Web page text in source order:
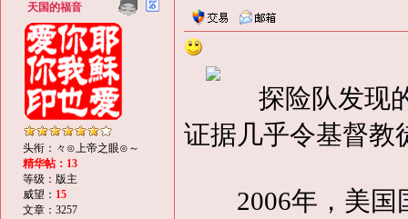
天国的福音
头衔：々⊙上帝之眼⊙～
精华帖：13
等级：版主
威望： 15
文章：3257
探险队发现的
证据几乎令基督教
2006年，美国国